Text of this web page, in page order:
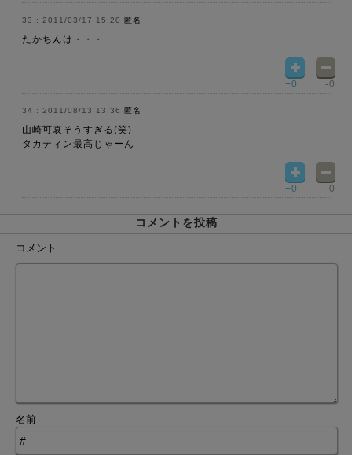
2011/03/17 15:20 匿名
たかちんは・・・
+0 -0
2011/08/13 13:36 匿名
山崎可哀そうすぎる(笑)
タカティン最高じゃーん
+0 -0
コメントを投稿
コメント
名前